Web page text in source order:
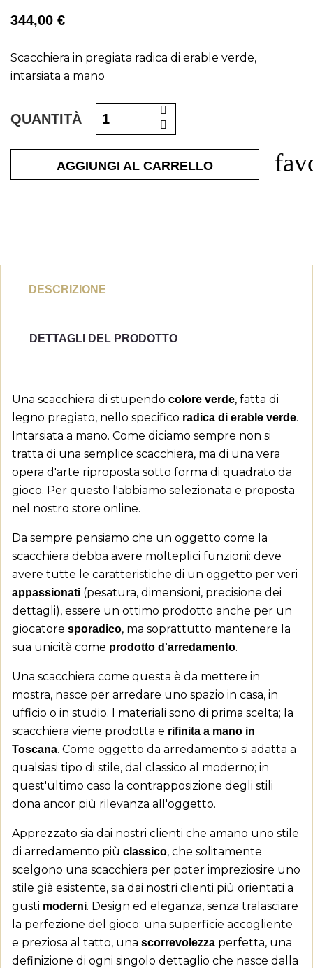
344,00 €
Scacchiera in pregiata radica di erable verde,
intarsiata a mano
QUANTITÀ
AGGIUNGI AL CARRELLO
DESCRIZIONE
DETTAGLI DEL PRODOTTO
Una scacchiera di stupendo colore verde, fatta di
legno pregiato, nello specifico radica di erable verde.
Intarsiata a mano. Come diciamo sempre non si
tratta di una semplice scacchiera, ma di una vera
opera d'arte riproposta sotto forma di quadrato da
gioco. Per questo l'abbiamo selezionata e proposta
nel nostro store online.
Da sempre pensiamo che un oggetto come la
scacchiera debba avere molteplici funzioni: deve
avere tutte le caratteristiche di un oggetto per veri
appassionati (pesatura, dimensioni, precisione dei
dettagli), essere un ottimo prodotto anche per un
giocatore sporadico, ma soprattutto mantenere la
sua unicità come prodotto d'arredamento.
Una scacchiera come questa è da mettere in
mostra, nasce per arredare uno spazio in casa, in
ufficio o in studio. I materiali sono di prima scelta; la
scacchiera viene prodotta e rifinita a mano in
Toscana. Come oggetto da arredamento si adatta a
qualsiasi tipo di stile, dal classico al moderno; in
quest'ultimo caso la contrapposizione degli stili
dona ancor più rilevanza all'oggetto.
Apprezzato sia dai nostri clienti che amano uno stile
di arredamento più classico, che solitamente
scelgono una scacchiera per poter impreziosire uno
stile già esistente, sia dai nostri clienti più orientati a
gusti moderni. Design ed eleganza, senza tralasciare
la perfezione del gioco: una superficie accogliente
e preziosa al tatto, una scorrevolezza perfetta, una
definizione di ogni singolo dettaglio che nasce dalla